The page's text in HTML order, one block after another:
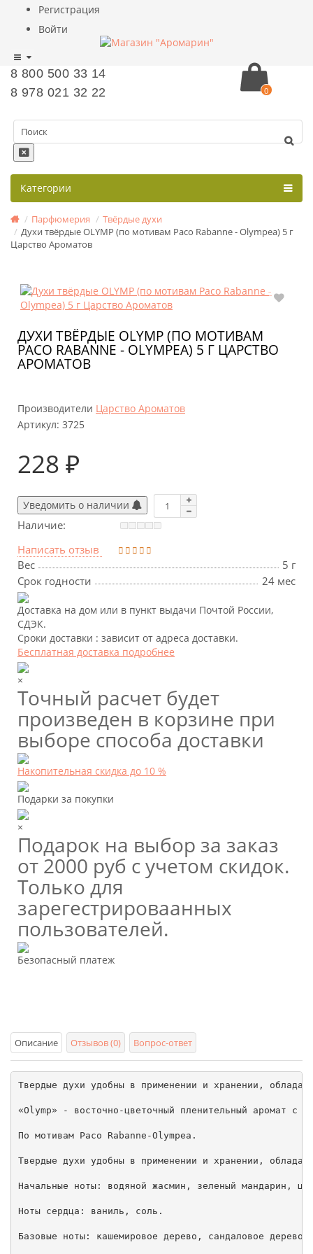
Регистрация
Войти
8 800 500 33 14
8 978 021 32 22
0
Категории
Парфюмерия
Твёрдые духи
Духи твёрдые OLYMP (по мотивам Paco Rabanne - Olympea) 5 г
Царство Ароматов
ДУХИ ТВЁРДЫЕ OLYMP (ПО МОТИВАМ
PACO RABANNE - OLYMPEA) 5 Г ЦАРСТВО
АРОМАТОВ
Производители Царство Ароматов
Артикул: 3725
228 ₽
Уведомить о наличии
Наличие:
Написать отзыв
Вес
5 г
Срок годности
24 мес
Доставка на дом или в пункт выдачи Почтой России,
СДЭК.
Сроки доставки : зависит от адреса доставки.
Бесплатная доставка подробнее
×
Точный расчет будет
произведен в корзине при
выборе способа доставки
Накопительная скидка до 10 %
Подарки за покупки
×
Подарок на выбор за заказ
от 2000 руб с учетом скидок.
Только для
зарегестрироваанных
пользователей.
Безопасный платеж
Описание Отзывов (0) Вопрос-ответ
Твердые духи удобны в применении и хранении,
«Olymp» - восточно-цветочный пленительный аромат с
По мотивам Paco Rabanne-Olympea.
Твердые духи удобны в применении и хранении,
Начальные ноты: водяной жасмин, зеленый мандарин,
Ноты сердца: ваниль, соль.
Базовые ноты: кашемировое дерево, сандаловое